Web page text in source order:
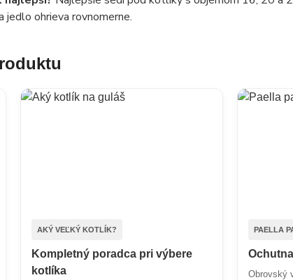
ohrieva rovnomerne.
AKÝ VEĽKÝ KOTLÍK?
Kompletný poradca pri výbere
kotlíka
PAELLA
Obrovský